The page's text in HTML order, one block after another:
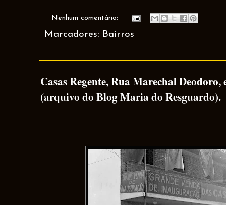
Nenhum comentário:
Marcadores: Bairros
Casas Regente, Rua Marechal Deodoro,
(arquivo do Blog Maria do Resguardo).